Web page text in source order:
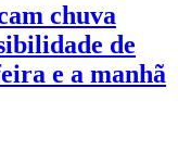
chuva
de
e a manhã